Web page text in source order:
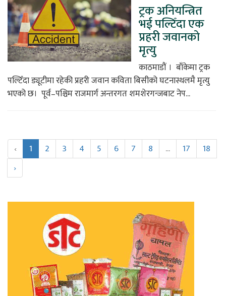
ट्रक अनियन्त्रित
भई पल्टिँदा एक
प्रहरी जवानको
मृत्यु
काठमाडौं । बाँकेमा ट्रक
पल्टिँदा ड्यूटीमा रहेकी प्रहरी जवान कविता बिसीको घटनास्थलमै मृत्यु
भएको छ। पूर्व–पश्चिम राजमार्ग अन्तरगत शमशेरगन्जबाट नेप...
‹ 1 2 3 4 5 6 7 8 ... 17
18
›